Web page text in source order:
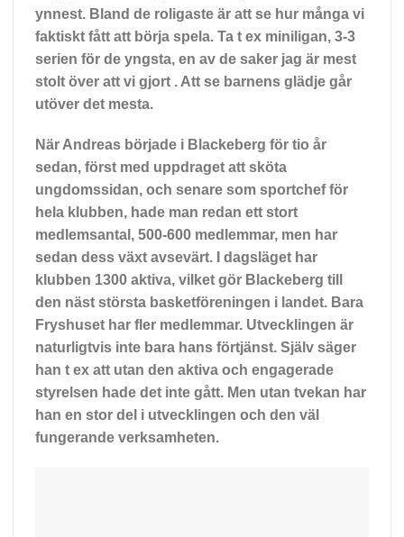
ynnest. Bland de roligaste är att se hur många vi
faktiskt fått att börja spela. Ta t ex miniligan, 3-3
serien för de yngsta, en av de saker jag är mest
stolt över att vi gjort . Att se barnens glädje går
utöver det mesta.
När Andreas började i Blackeberg för tio år
sedan, först med uppdraget att sköta
ungdomssidan, och senare som sportchef för
hela klubben, hade man redan ett stort
medlemsantal, 500-600 medlemmar, men har
sedan dess växt avsevärt. I dagsläget har
klubben 1300 aktiva, vilket gör Blackeberg till
den näst största basketföreningen i landet. Bara
Fryshuset har fler medlemmar. Utvecklingen är
naturligtvis inte bara hans förtjänst. Själv säger
han t ex att utan den aktiva och engagerade
styrelsen hade det inte gått. Men utan tvekan har
han en stor del i utvecklingen och den väl
fungerande verksamheten.